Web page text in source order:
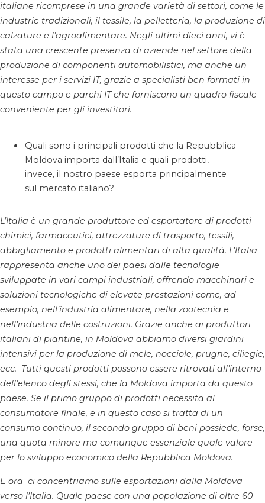
italiane ricomprese in una grande varietà di settori, come le
industrie tradizionali, il tessile, la pelletteria, la produzione di
calzature e l’agroalimentare. Negli ultimi dieci anni, vi è
stata una crescente presenza di aziende nel settore della
produzione di componenti automobilistici, ma anche un
interesse per i servizi IT, grazie a specialisti ben formati in
questo campo e parchi IT che forniscono un quadro fiscale
conveniente per gli investitori.
Quali sono i principali prodotti che la Repubblica
Moldova importa dall’Italia e quali prodotti,
invece, il nostro paese esporta principalmente
sul mercato italiano?
L’Italia è un grande produttore ed esportatore di prodotti
chimici, farmaceutici, attrezzature di trasporto, tessili,
abbigliamento e prodotti alimentari di alta qualità. L’Italia
rappresenta anche uno dei paesi dalle tecnologie
sviluppate in vari campi industriali, offrendo macchinari e
soluzioni tecnologiche di elevate prestazioni come, ad
esempio, nell’industria alimentare, nella zootecnia e
nell’industria delle costruzioni. Grazie anche ai produttori
italiani di piantine, in Moldova abbiamo diversi giardini
intensivi per la produzione di mele, nocciole, prugne, ciliegie,
ecc. Tutti questi prodotti possono essere ritrovati all’interno
dell’elenco degli stessi, che la Moldova importa da questo
paese. Se il primo gruppo di prodotti necessita al
consumatore finale, e in questo caso si tratta di un
consumo continuo, il secondo gruppo di beni possiede, forse,
una quota minore ma comunque essenziale quale valore
per lo sviluppo economico della Repubblica Moldova.
E ora ci concentriamo sulle esportazioni dalla Moldova
verso l’Italia. Quale paese con una popolazione di oltre 60